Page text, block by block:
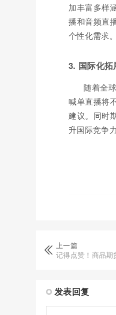
加丰富多样
播和音频直
个性化需求。
3. 国际化拓
随着全
喊单直播将
建议。同时
升国际竞争力
上一篇
记得点赞！商品
发表回复